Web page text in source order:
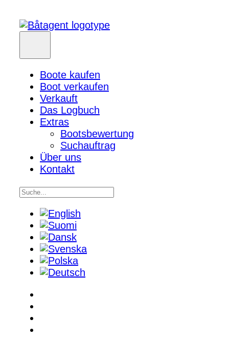
Boote kaufen
Boot verkaufen
Verkauft
Das Logbuch
Extras
Bootsbewertung
Suchauftrag
Über uns
Kontakt